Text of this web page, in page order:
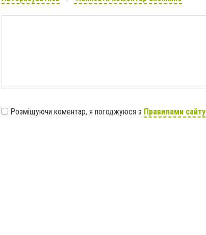
Розміщуючи коментар, я погоджуюся з Правилами сайту